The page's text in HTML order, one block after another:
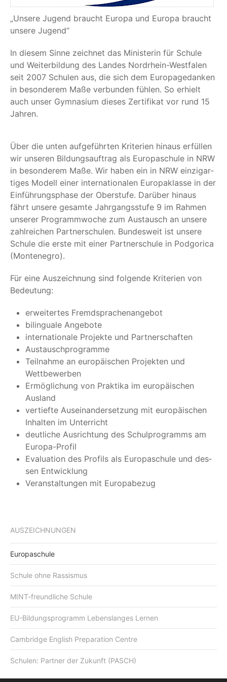
„Unse­re Jugend braucht Euro­pa und Euro­pa braucht
unse­re Jugend“
In die­sem Sin­ne zeich­net das Minis­te­rin für Schu­le
und Wei­ter­bil­dung des Lan­des Nord­rhein-West­fa­len
seit 2007 Schu­len aus, die sich dem Euro­pa­ge­dan­ken
in beson­de­rem Maße ver­bun­den füh­len. So erhielt
auch unser Gym­na­si­um die­ses Zer­ti­fi­kat vor rund 15
Jahren.
Über die unten auf­ge­führ­ten Kri­te­ri­en hin­aus erfül­len
wir unse­ren Bil­dungs­auf­trag als Euro­pa­schu­le in NRW
in beson­de­rem Maße. Wir haben ein in NRW ein­zig­ar­
ti­ges Modell einer inter­na­tio­na­len Euro­pa­klas­se in der
Ein­füh­rungs­pha­se der Ober­stu­fe. Dar­über hin­aus
fährt unse­re gesam­te Jahr­gangs­stu­fe 9 im Rah­men
unse­rer Pro­gramm­wo­che zum Aus­tausch an unse­re
zahl­rei­chen Part­ner­schu­len. Bun­des­weit ist unse­re
Schu­le die ers­te mit einer Part­ner­schu­le in Pod­go­ri­ca
(Mon­te­ne­gro).
Für eine Aus­zeich­nung sind fol­gen­de Kri­te­ri­en von
Bedeutung:
erwei­ter­tes Fremdsprachenangebot
bilin­gua­le Angebote
inter­na­tio­na­le Pro­jek­te und Partnerschaften
Aus­tausch­pro­gram­me
Teil­nah­me an euro­päi­schen Pro­jek­ten und
Wettbewerben
Ermög­li­chung von Prak­ti­ka im euro­päi­schen
Ausland
ver­tief­te Aus­ein­an­der­set­zung mit euro­päi­schen
Inhal­ten im Unterricht
deut­li­che Aus­rich­tung des Schul­pro­gramms am
Europa-Profil
Eva­lua­ti­on des Pro­fils als Euro­pa­schu­le und des­
sen Entwicklung
Ver­an­stal­tun­gen mit Europabezug
AUSZEICHNUNGEN
Europaschule
Schule ohne Rassismus
MINT-freundliche Schule
EU-Bildungsprogramm Lebenslanges Lernen
Cambridge English Preparation Centre
Schulen: Partner der Zukunft (PASCH)